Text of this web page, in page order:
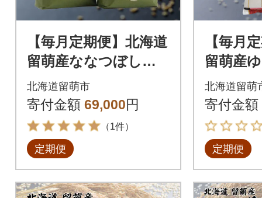
【毎月定期便】北海道
留萌産ななつぼし 6
kg(3kg×2個)全3回
北海道留萌市
寄付金額 69,000円
（1件）
定期便
【毎月
留萌産
kg全3回
北海道留萌
寄付金額
定期便